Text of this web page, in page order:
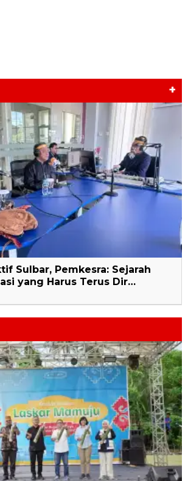
Sulbar, Pemkesra: Sejarah
yang Harus Terus Dir…
Laskar Mamuju, KAGAMA Dorong
dan Akses Kulia…